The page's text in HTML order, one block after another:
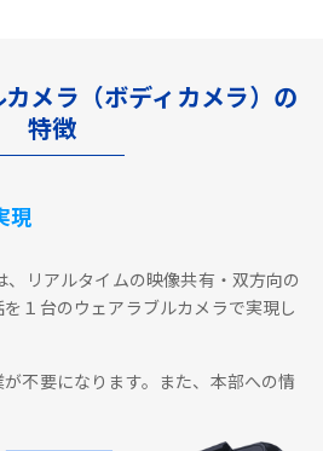
メラ（ボディカメラ）の
特徴
現
リアルタイムの映像共有・双方向の
１台のウェアラブルカメラで実現し
不要になります。また、本部への情